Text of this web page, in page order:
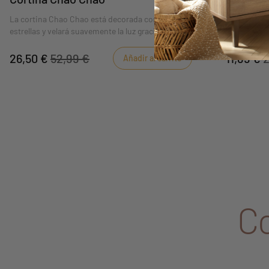
La cortina Chao Chao está decorada con lunas y
estrellas y velará suavemente la luz gracias a su
26,50 € 52,99 € Añadir al carrito
Cojín
estampado.
11,89 €